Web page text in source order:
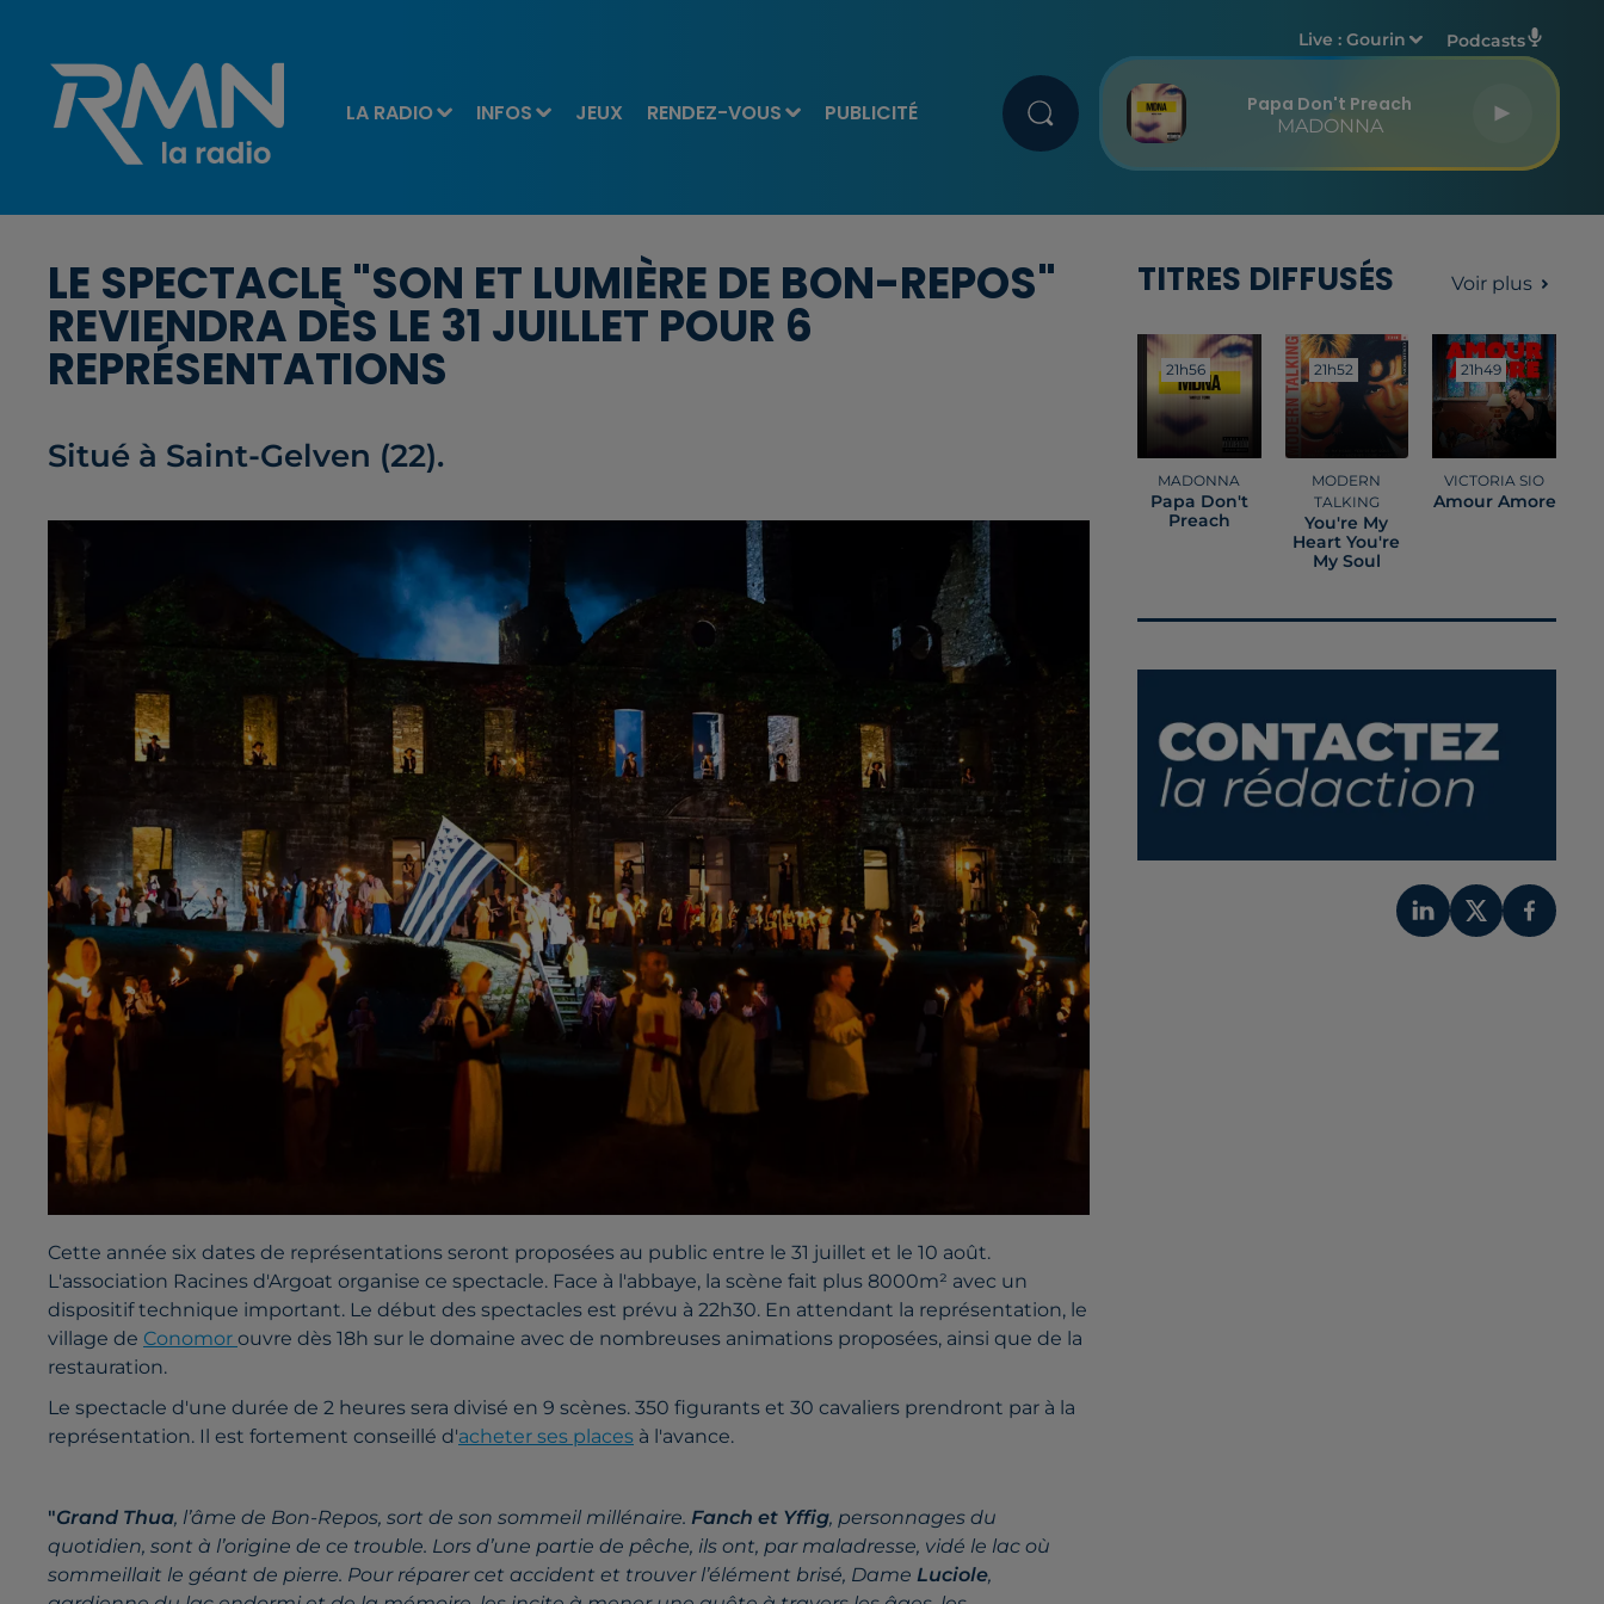
LA RADIO INFOS JEUX RENDEZ-VOUS PUBLICITÉ
Live :Gourin Podcasts
Papa Don't Preach
MADONNA
LE SPECTACLE "SON ET LUMIÈRE DE BON-REPOS"
REVIENDRA DÈS LE 31 JUILLET POUR 6
REPRÉSENTATIONS
Situé à Saint-Gelven (22).
Cette année six dates de représentations seront proposées au public entre le 31 juillet et le 10 août.
L'association Racines d'Argoat organise ce spectacle. Face à l'abbaye, la scène fait plus 8000m² avec un
dispositif technique important. Le début des spectacles est prévu à 22h30. En attendant la représentation, le
village de Conomor ouvre dès 18h sur le domaine avec de nombreuses animations proposées, ainsi que de la
restauration.
Le spectacle d'une durée de 2 heures sera divisé en 9 scènes. 350 figurants et 30 cavaliers prendront par à la
représentation. Il est fortement conseillé d'acheter ses places à l'avance.
"Grand Thua, l’âme de Bon-Repos, sort de son sommeil millénaire. Fanch et Yffig, personnages du
quotidien, sont à l’origine de ce trouble. Lors d’une partie de pêche, ils ont, par maladresse, vidé le lac où
sommeillait le géant de pierre. Pour réparer cet accident et trouver l’élément brisé, Dame Luciole,
TITRES DIFFUSÉS Voir plus
21h56
21h56
MADONNA
Papa Don't
Preach
21h52
21h52
MODERN
TALKING
You're My
Heart You're
My Soul
21h49
21h49
VICTORIA SIO
Amour Amore